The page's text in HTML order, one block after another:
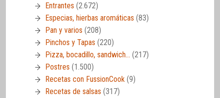
Entrantes (2.672)
Especias, hierbas aromáticas (83)
Pan y varios (208)
Pinchos y Tapas (220)
Pizza, bocadillo, sandwich… (217)
Postres (1.500)
Recetas con FussionCook (9)
Recetas de salsas (317)